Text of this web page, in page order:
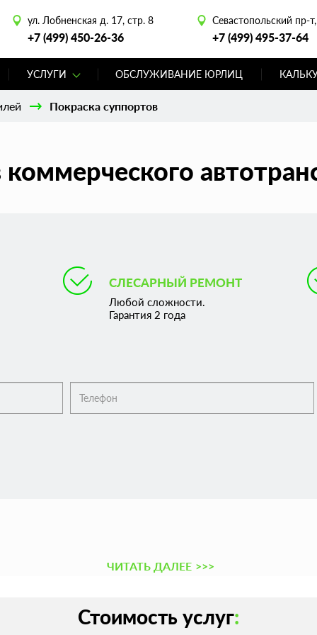
ул. Лобненская д. 17, стр. 8
+7 (499) 450-26-36
Севастопольский пр-
+7 (499) 495-37-64
УСЛУГИ ОБСЛУЖИВАНИЕ ЮРЛИЦ
Покраска суппортов
СЛЕСАРНЫЙ РЕМОНТ
Любой сложности.
Гарантия 2 года
ЧИТАТЬ ДАЛЕЕ >>>
Стоимость услуг: